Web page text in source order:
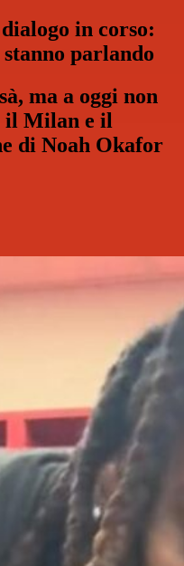
in corso:
parlando
ma a oggi non
il Milan e il
di Noah Okafor